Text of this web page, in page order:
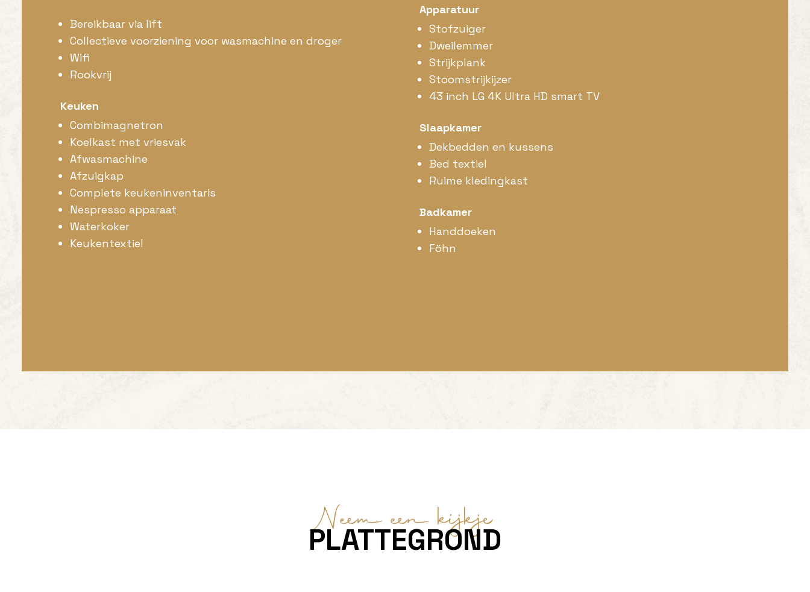
Bereikbaar via lift
Collectieve voorziening voor wasmachine en droger
Wifi
Rookvrij
Keuken
Combimagnetron
Koelkast met vriesvak
Afwasmachine
Afzuigkap
Complete keukeninventaris
Nespresso apparaat
Waterkoker
Keukentextiel
Apparatuur
Stofzuiger
Dweilemmer
Strijkplank
Stoomstrijkijzer
43 inch LG 4K Ultra HD smart TV
Slaapkamer
Dekbedden en kussens
Bed textiel
Ruime kledingkast
Badkamer
Handdoeken
Föhn
Neem een kijkje
PLATTEGROND